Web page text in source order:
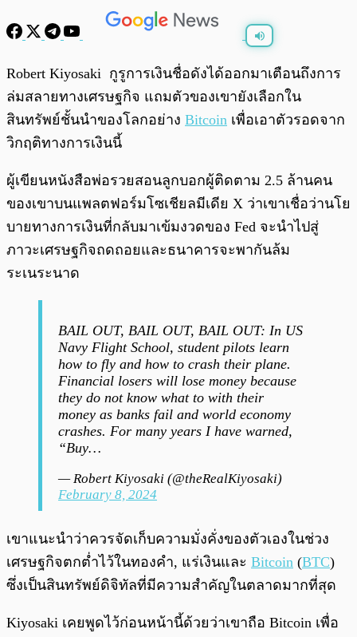
0:00 /0:00
Robert Kiyosaki กูรูการเงินชื่อดังได้ออกมาเตือนถึงการ
ล่มสลายทางเศรษฐกิจ แถมตัวของเขายังเลือกใน
สินทรัพย์ชั้นนำของโลกอย่าง Bitcoin เพื่อเอาตัวรอดจาก
วิกฤติทางการเงินนี้
ผู้เขียนหนังสือพ่อรวยสอนลูกบอกผู้ติดตาม 2.5 ล้านคน
ของเขาบนแพลตฟอร์มโซเชียลมีเดีย X ว่าเขาเชื่อว่านโย
บายทางการเงินที่กลับมาเข้มงวดของ Fed จะนำไปสู่
ภาวะเศรษฐกิจถดถอยและธนาคารจะพากันล้ม
ระเนระนาด
BAIL OUT, BAIL OUT, BAIL OUT: In US
Navy Flight School, student pilots learn
how to fly and how to crash their plane.
Financial losers will lose money because
they do not know what to with their
money as banks fail and world economy
crashes. For many years I have warned,
“Buy…
— Robert Kiyosaki (@theRealKiyosaki)
February 8, 2024
เขาแนะนำว่าควรจัดเก็บความมั่งคั่งของตัวเองในช่วง
เศรษฐกิจตกต่ำไว้ในทองคำ, แร่เงินและ Bitcoin (BTC)
ซึ่งเป็นสินทรัพย์ดิจิทัลที่มีความสำคัญในตลาดมากที่สุด
Kiyosaki เคยพูดไว้ก่อนหน้านี้ด้วยว่าเขาถือ Bitcoin เพื่อ